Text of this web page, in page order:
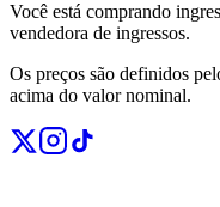
Você está comprando
vendedora de ingressos.
Os preços são definidos
acima do valor nominal.